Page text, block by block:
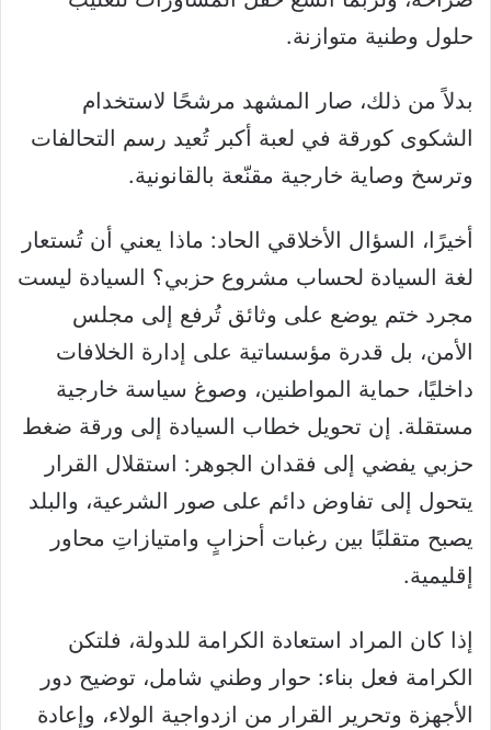
حلول وطنية متوازنة.
‏بدلاً من ذلك، صار المشهد مرشحًا لاستخدام
الشكوى كورقة في لعبة أكبر تُعيد رسم التحالفات
وترسخ وصاية خارجية مقنّعة بالقانونية.
‏أخيرًا، السؤال الأخلاقي الحاد: ماذا يعني أن تُستعار
لغة السيادة لحساب مشروع حزبي؟ السيادة ليست
مجرد ختم يوضع على وثائق تُرفع إلى مجلس
الأمن، بل قدرة مؤسساتية على إدارة الخلافات
داخليًا، حماية المواطنين، وصوغ سياسة خارجية
مستقلة. إن تحويل خطاب السيادة إلى ورقة ضغط
حزبي يفضي إلى فقدان الجوهر: استقلال القرار
يتحول إلى تفاوض دائم على صور الشرعية، والبلد
يصبح متقلبًا بين رغبات أحزابٍ وامتيازاتِ محاور
إقليمية.
‏إذا كان المراد استعادة الكرامة للدولة، فلتكن
الكرامة فعل بناء: حوار وطني شامل، توضيح دور
الأجهزة وتحرير القرار من ازدواجية الولاء، وإعادة